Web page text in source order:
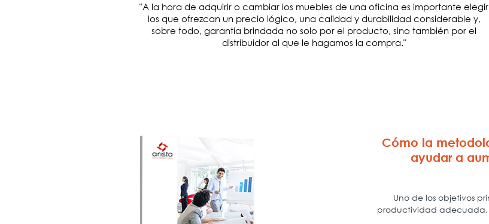
"A la hora de adquirir o cambiar los muebles de una oficina es importante elegir
los que ofrezcan un precio lógico, una calidad y durabilidad considerable y,
sobre todo, garantía brindada no solo por el producto, sino también por el
distribuidor al que le hagamos la compra."